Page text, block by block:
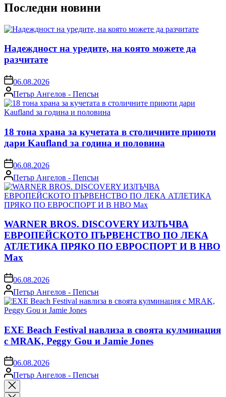
Последни новини
Надеждност на уредите, на която можете да
разчитате
on06.08.2026
Posted
by
Петър Ангелов - Пепсън
18 тона храна за кучетата в столичните приюти
дари Kaufland за година и половина
on06.08.2026
Posted
by
Петър Ангелов - Пепсън
WARNER BROS. DISCOVERY ИЗЛЪЧВА
ЕВРОПЕЙСКОТО ПЪРВЕНСТВО ПО ЛЕКА
АТЛЕТИКА ПРЯКО ПО ЕВРОСПОРТ И В НВО
Мах
on06.08.2026
Posted
by
Петър Ангелов - Пепсън
EXE Beach Festival навлиза в своята кулминация
с MRAK, Peggy Gou и Jamie Jones
on06.08.2026
Posted
by
Петър Ангелов - Пепсън
Close
search